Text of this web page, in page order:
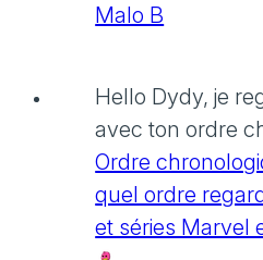
Malo B
Hello Dydy, je
avec ton ordre
Ordre
quel ordre
et séries Marvel